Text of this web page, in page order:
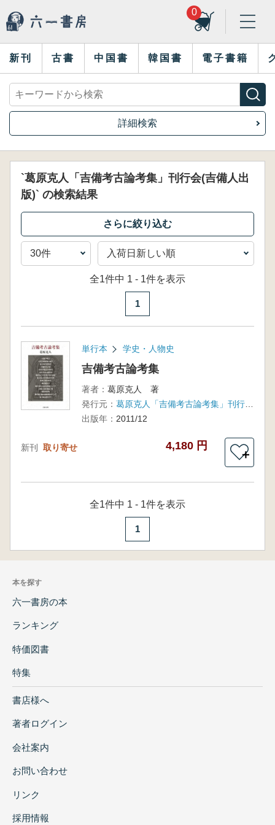
0
新刊 古書 中国書 韓国書 電子書籍
詳細検索
`葛原克人「吉備考古論考集」刊行会(吉備人出
版)` の検索結果
全1件中 1 - 1件を表示
1
単行本 学史・人物史
吉備考古論考集
著者： 葛原克人 著
発行元：
葛原克人「吉備考古論考集」刊行会(吉備人出版)
出版年： 2011/12
新刊 取り寄せ 4,180 円
＋
全1件中 1 - 1件を表示
1
本を探す
六一書房の本
ランキング
特価図書
特集
書店様へ
著者ログイン
会社案内
お問い合わせ
リンク
採用情報